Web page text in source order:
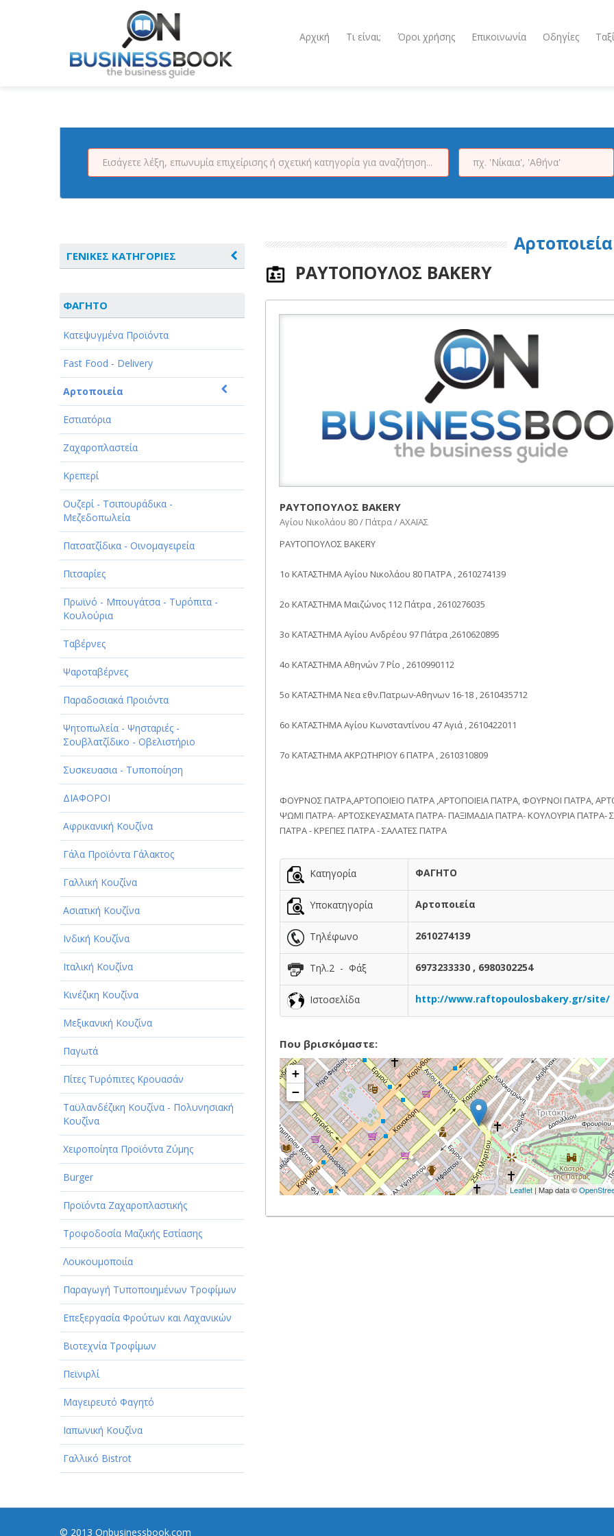
Αρχική Τι είναι; Όροι χρήσης Επικοινωνία Οδηγίες
ΓΕΝΙΚΕΣ ΚΑΤΗΓΟΡΙΕΣ
ΑΘΛΗΤΙΣΜΟΣ
ΑΥΤΟΚΙΝΗΤΑ - ΜΗΧΑΝΕΣ - ΣΚΑΦΗ
ΔΙΑΣΚΕΔΑΣΗ - ΨΥΧΑΓΩΓΙΑ - ΤΕΧΝΕΣ
ΔΙΑΦΗΜΙΣΗ - ΜΜΕ
ΕΚΚΛΗΣΙΕΣ - ΦΙΛΑΝΘΡΩΠΙΚΑ
ΣΩΜΑΤΕΙΑ
ΕΚΠΑΙΔΕΥΣΗ - ΣΧΟΛΕΣ
ΕΜΠΟΡΙΟ - ΕΜΠΟΡΙΚΑ ΚΑΤΑΣΤΗΜΑΤΑ
ΕΡΓΟΣΤΑΣΙΑ - ΒΙΟΜΗΧΑΝΙΕΣ
ΞΕΝΟΔΟΧΕΙΑ - ΤΟΥΡΙΣΜΟΣ
ΟΜΟΡΦΙΑ
ΠΑΡΟΧΗ ΥΠΗΡΕΣΙΩΝ
ΤΕΧΝΙΚΑ - ΚΑΤΑΣΚΕΥΑΣΤΙΚΑ
ΤΕΧΝΟΛΟΓΙΑ
ΥΓΕΙΑ - ΙΑΤΡΟΙ
ΦΑΓΗΤΟ
ΦΑΓΗΤΟ
Κατεψυγμένα Προϊόντα
Fast Food - Delivery
Αρτοποιεία
Εστιατόρια
Ζαχαροπλαστεία
Κρεπερί
Ουζερί - Τσιπουράδικα -
Μεζεδοπωλεία
Πατσατζίδικα - Οινομαγειρεία
Πιτσαρίες
Πρωϊνό - Μπουγάτσα - Τυρόπιτα -
Κουλούρια
Ταβέρνες
Ψαροταβέρνες
Παραδοσιακά Προιόντα
Ψητοπωλεία - Ψησταριές -
Σουβλατζίδικο - Οβελιστήριο
Συσκευασια - Τυποποίηση
ΔΙΑΦΟΡΟΙ
Αφρικανική Κουζίνα
Γάλα Προϊόντα Γάλακτος
Γαλλική Κουζίνα
Ασιατική Κουζίνα
Ινδική Κουζίνα
Ιταλική Κουζίνα
Κινέζικη Κουζίνα
Μεξικανική Κουζίνα
Παγωτά
Πίτες Τυρόπιτες Κρουασάν
Ταϋλανδέζικη Κουζίνα - Πολυνησιακή
Κουζίνα
Χειροποίητα Προϊόντα Ζύμης
Burger
Προϊόντα Ζαχαροπλαστικής
Τροφοδοσία Μαζικής Εστίασης
Λουκουμοποιία
Παραγωγή Τυποποιημένων Τροφίμων
Επεξεργασία Φρούτων και Λαχανικών
Βιοτεχνία Τροφίμων
Πεϊνιρλί
Μαγειρευτό Φαγητό
Ιαπωνική Κουζίνα
Γαλλικό Bistrot
Αρτοποιεία
ΡΑΥΤΟΠΟΥΛΟΣ BAKERY
ΡΑΥΤΟΠΟΥΛΟΣ BAKERY
Αγίου Νικολάου 80 / Πάτρα / ΑΧΑΪΑΣ
ΡΑΥΤΟΠΟΥΛΟΣ BAKERY
1ο ΚΑΤΑΣΤΗΜΑ Αγίου Νικολάου 80 ΠΑΤΡΑ , 2610274139
2ο ΚΑΤΑΣΤΗΜΑ Μαιζώνος 112 Πάτρα , 2610276035
3ο ΚΑΤΑΣΤΗΜΑ Αγίου Ανδρέου 97 Πάτρα ,2610620895
4ο ΚΑΤΑΣΤΗΜΑ Αθηνών 7 Ρίο , 2610990112
5ο ΚΑΤΑΣΤΗΜΑ Νεα εθν.Πατρων-Αθηνων 16-18 , 2610435712
6ο ΚΑΤΑΣΤΗΜΑ Αγίου Κωνσταντίνου 47 Αγιά , 2610422011
7ο ΚΑΤΑΣΤΗΜΑ ΑΚΡΩΤΗΡΙΟΥ 6 ΠΑΤΡΑ , 2610310809
ΦΟΥΡΝΟΣ ΠΑΤΡΑ,ΑΡΤΟΠΟΙΕΙΟ ΠΑΤΡΑ ,ΑΡΤΟΠΟΙΕΙΑ ΠΑΤΡΑ, ΦΟΥΡΝΟΙ ΠΑΤΡΑ,
ΨΩΜΙ ΠΑΤΡΑ- ΑΡΤΟΣΚΕΥΑΣΜΑΤΑ ΠΑΤΡΑ- ΠΑΞΙΜΑΔΙΑ ΠΑΤΡΑ- ΚΟΥΛΟΥΡΙΑ ΠΑΤΡΑ-
ΠΑΤΡΑ - ΚΡΕΠΕΣ ΠΑΤΡΑ - ΣΑΛΑΤΕΣ ΠΑΤΡΑ
Κατηγορία ΦΑΓΗΤΟ
Υποκατηγορία Αρτοποιεία
Τηλέφωνο 2610274139
Τηλ.2 - Φάξ 6973233330 , 6980302254
Ιστοσελίδα http://www.raftopoulosbakery.gr/site/
Που βρισκόμαστε:
+
−
Leaflet| Map data ©
© 2013 Onbusinessbook.com